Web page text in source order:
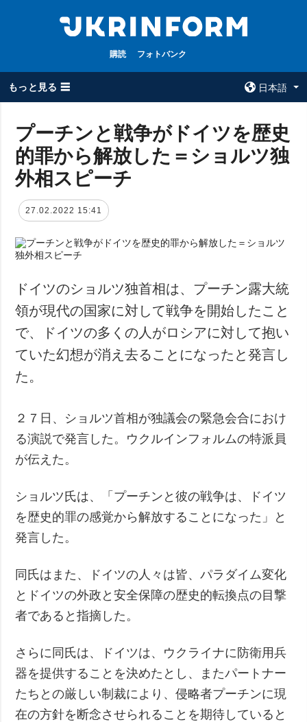
購読 フォトバンク
もっと見る ☰
日本語
全てのトピック
戦争
政治
経済・復興
防衛
社会・文化
スポーツ
犯罪
事故・緊急事態
ウクルインフォ
インタビュー
写真
動画
フォトバンク
プーチンと戦争がドイツを歴史
的罪から解放した＝ショルツ独
外相スピーチ
27.02.2022 15:41
ドイツのショルツ独首相は、プーチン露大統
領が現代の国家に対して戦争を開始したこと
で、ドイツの多くの人がロシアに対して抱い
ていた幻想が消え去ることになったと発言し
た。
２７日、ショルツ首相が独議会の緊急会合におけ
る演説で発言した。ウクルインフォルムの特派員
が伝えた。
ショルツ氏は、「プーチンと彼の戦争は、ドイツ
を歴史的罪の感覚から解放することになった」と
発言した。
同氏はまた、ドイツの人々は皆、パラダイム変化
とドイツの外政と安全保障の歴史的転換点の目撃
者であると指摘した。
さらに同氏は、ドイツは、ウクライナに防衛用兵
器を提供することを決めたとし、またパートナー
たちとの厳しい制裁により、侵略者プーチンに現
在の方針を断念させられることを期待していると